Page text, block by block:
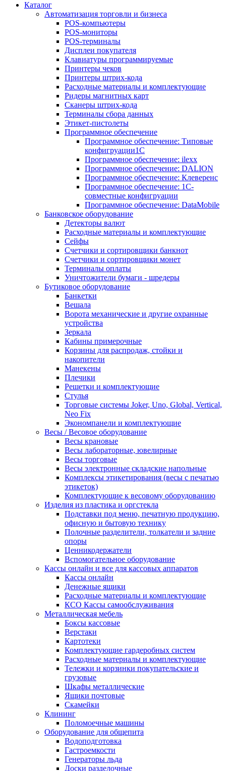
Каталог
Автоматизация торговли и бизнеса
POS-компьютеры
POS-мониторы
POS-терминалы
Дисплеи покупателя
Клавиатуры программируемые
Принтеры чеков
Принтеры штрих-кода
Расходные материалы и комплектующие
Ридеры магнитных карт
Сканеры штрих-кода
Терминалы сбора данных
Этикет-пистолеты
Программное обеспечение
Программное обеспечение: Типовые
конфигруации1С
Программное обеспечение: ilexx
Программное обеспечение: DALION
Программное обеспечение: Клеверенс
Программное обеспечение: 1С-
совместные конфигруации
Программное обеспечение: DataMobile
Банковское оборудование
Детекторы валют
Расходные материалы и комплектующие
Сейфы
Счетчики и сортировщики банкнот
Счетчики и сортировщики монет
Терминалы оплаты
Уничтожители бумаги - шредеры
Бутиковое оборудование
Банкетки
Вешала
Ворота механические и другие охранные
устройства
Зеркала
Кабины примерочные
Корзины для распродаж, стойки и
накопители
Манекены
Плечики
Решетки и комплектующие
Стулья
Торговые системы Joker, Uno, Global, Vertical,
Neo Fix
Экономпанели и комплектующие
Весы / Весовое оборудование
Весы крановые
Весы лабораторные, ювелирные
Весы торговые
Весы электронные складские напольные
Комплексы этикетирования (весы с печатью
этикеток)
Комплектующие к весовому оборудованию
Изделия из пластика и оргстекла
Подставки под меню, печатную продукцию,
офисную и бытовую технику
Полочные разделители, толкатели и задние
опоры
Ценникодержатели
Вспомогательное оборудование
Кассы онлайн и все для кассовых аппаратов
Кассы онлайн
Денежные ящики
Расходные материалы и комплектующие
КСО Кассы самообслуживания
Металлическая мебель
Боксы кассовые
Верстаки
Картотеки
Комплектующие гардеробных систем
Расходные материалы и комплектующие
Тележки и корзинки покупательские и
грузовые
Шкафы металлические
Ящики почтовые
Скамейки
Клининг
Поломоечные машины
Оборудование для общепита
Водоподготовка
Гастроемкости
Генераторы льда
Доски разделочные